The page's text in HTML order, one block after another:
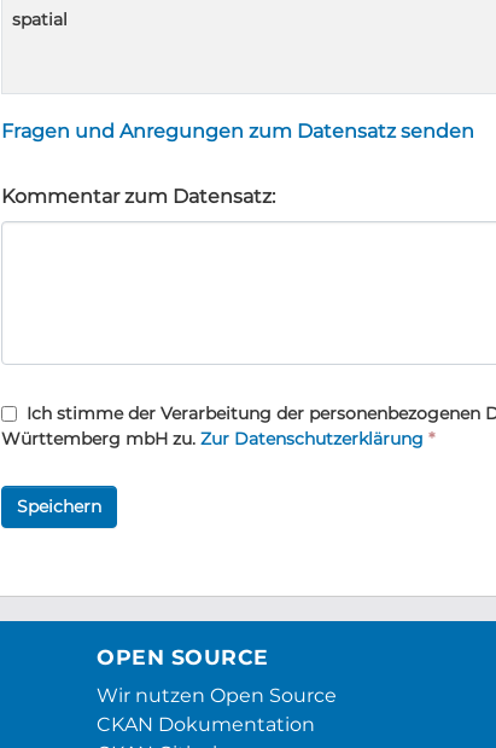
spatial
Fragen und Anregungen zum Datensatz senden
Kommentar zum Datensatz:
Ich stimme der Verarbeitung der personenbezogenen
Württemberg mbH zu. Zur Datenschutzerklärung *
Speichern
OPEN SOURCE
Wir nutzen Open Source
CKAN Dokumentation